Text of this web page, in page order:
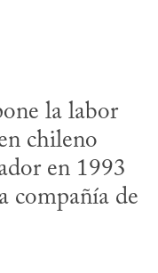
la labor
chileno
en 1993
compañía de